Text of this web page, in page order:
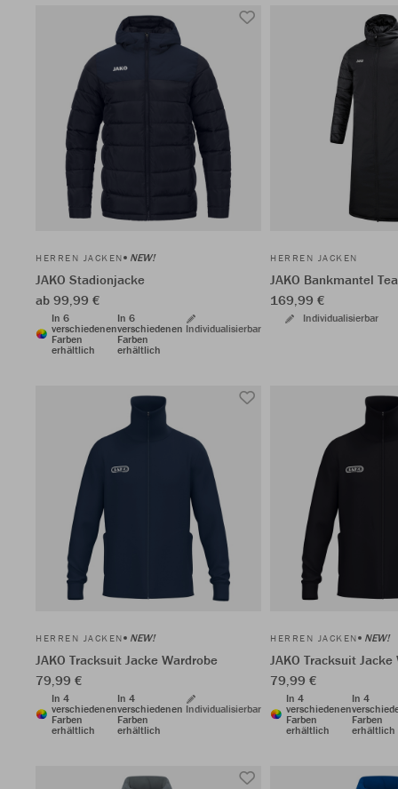
HERREN JACKEN NEW!
JAKO Stadionjacke
ab 99,99 €
In 6
verschiedenen
Farben
erhältlich
In 6
verschiedenen
Farben
erhältlich
Individualisierbar
HERREN JACKEN
JAKO Bankmantel
169,99 €
Individualisierbar
HERREN JACKEN NEW!
JAKO Tracksuit Jacke Wardrobe
79,99 €
In 4
verschiedenen
Farben
erhältlich
In 4
verschiedenen
Farben
erhältlich
Individualisierbar
HERREN JACKEN NEW!
JAKO Tracksuit Jacke
79,99 €
In 4
verschiedenen
Farben
erhältlich
In 4
Farben
erhältlich